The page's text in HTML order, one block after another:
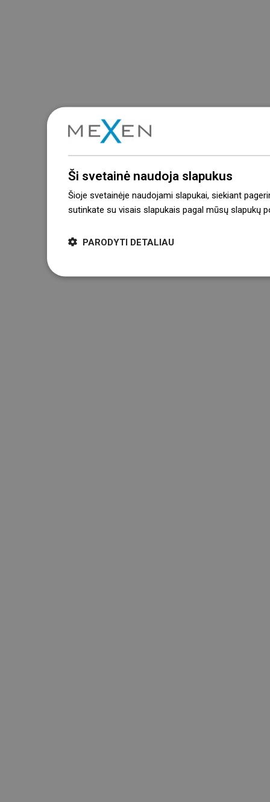
Ši svetainė naudoja slapukus
Šioje svetainėje naudojami slapukai, siekiant
sutinkate su visais slapukais pagal mūsų slapukų
PARODYTI DETALIAU